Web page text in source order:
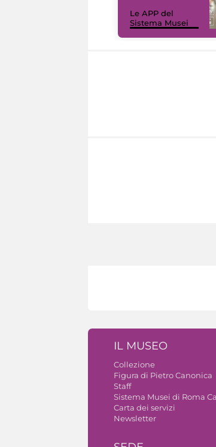
Le APP del
Sistema Musei
IL MUSEO
Collezione
Figura di Pietro Canonica
Staff
Sistema Musei di Roma
Carta dei servizi
Newsletter